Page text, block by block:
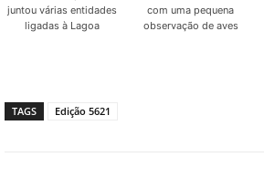
juntou várias entidades
ligadas à Lagoa
com uma pequena
observação de aves
TAGS Edição 5621